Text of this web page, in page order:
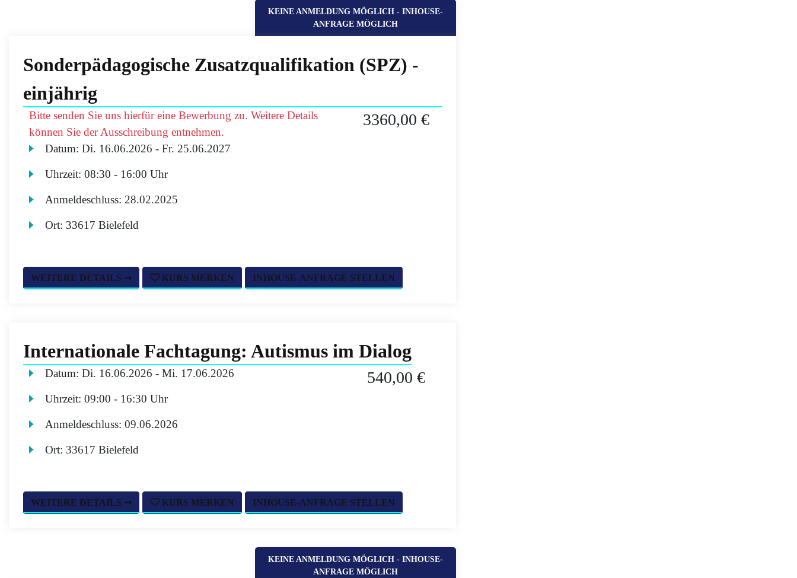
KEINE ANMELDUNG MÖGLICH - INHOUSE-
ANFRAGE MÖGLICH
Sonderpädagogische Zusatzqualifikation (SPZ) -
einjährig
Bitte senden Sie uns hierfür eine Bewerbung zu. Weitere Details
können Sie der Ausschreibung entnehmen.
Datum:Di. 16.06.2026 -Fr. 25.06.2027
Uhrzeit:08:30 - 16:00 Uhr
Anmeldeschluss: 28.02.2025
Ort: 33617 Bielefeld
3360,00 €
WEITERE DETAILS ➞ KURS MERKEN INHOUSE-ANFRAGE STELLEN
Internationale Fachtagung: Autismus im Dialog
Datum:Di. 16.06.2026 -Mi. 17.06.2026
Uhrzeit:09:00 - 16:30 Uhr
Anmeldeschluss:09.06.2026
Ort: 33617 Bielefeld
540,00 €
WEITERE DETAILS ➞ KURS MERKEN INHOUSE-ANFRAGE STELLEN
KEINE ANMELDUNG MÖGLICH - INHOUSE-
ANFRAGE MÖGLICH